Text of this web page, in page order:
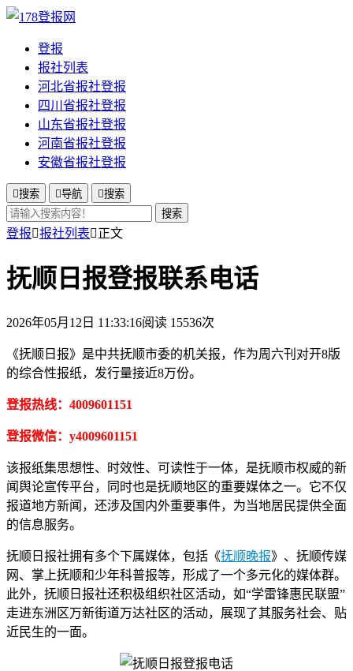
登报
报社列表
河北省报社登报
四川省报社登报
山东省报社登报
河南省报社登报
安徽省报社登报
搜索 导航 搜索
搜索
登报报社列表正文
抚顺日报登报联系电话
2026年05月12日 11:33:16阅读 15536次
《抚顺日报》是中共抚顺市委的机关报，作为周六刊对开8版
的综合性报纸，发行量接近8万份。
登报热线：4009601151
登报微信：y4009601151
该报纸集思想性、时效性、可读性于一体，是抚顺市权威的新
闻舆论宣传平台，同时也是抚顺地区的重要媒体之一。它不仅
报道地方新闻，还涉及国内外重要事件，为当地居民提供全面
的信息服务。
抚顺日报社拥有多个下属媒体，包括《抚顺晚报》、抚顺传媒
网、掌上抚顺和少年科普报等，形成了一个多元化的媒体群。
此外，抚顺日报社还积极组织社区活动，如“学雷锋惠民联盟”
走进东洲区万新街道万达社区的活动，展现了其服务社会、贴
近民生的一面。